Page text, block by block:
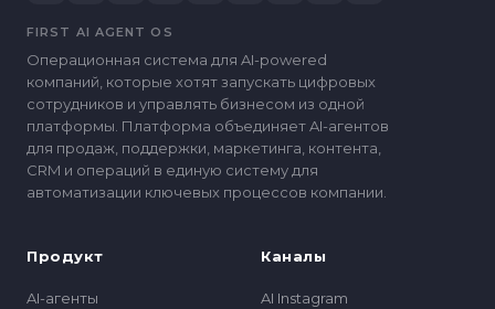
FIRST AI AGENT OS
Операционная система для AI-powered
компаний, которые хотят запускать цифровых
сотрудников и управлять бизнесом из одной
платформы. Платформа объединяет AI-агентов
для продаж, поддержки, маркетинга, контента,
CRM и операций в единую систему для
автоматизации ключевых процессов компании.
Продукт
AI-агенты
Каналы
AI Instagram